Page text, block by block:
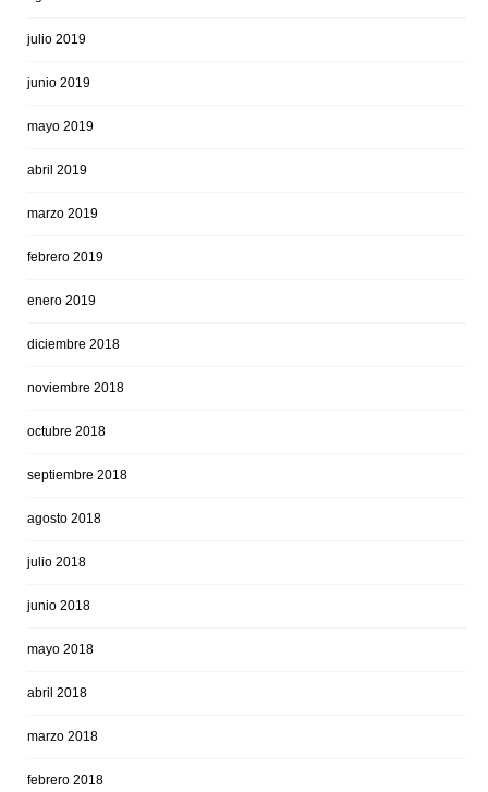
julio 2019
junio 2019
mayo 2019
abril 2019
marzo 2019
febrero 2019
enero 2019
diciembre 2018
noviembre 2018
octubre 2018
septiembre 2018
agosto 2018
julio 2018
junio 2018
mayo 2018
abril 2018
marzo 2018
febrero 2018